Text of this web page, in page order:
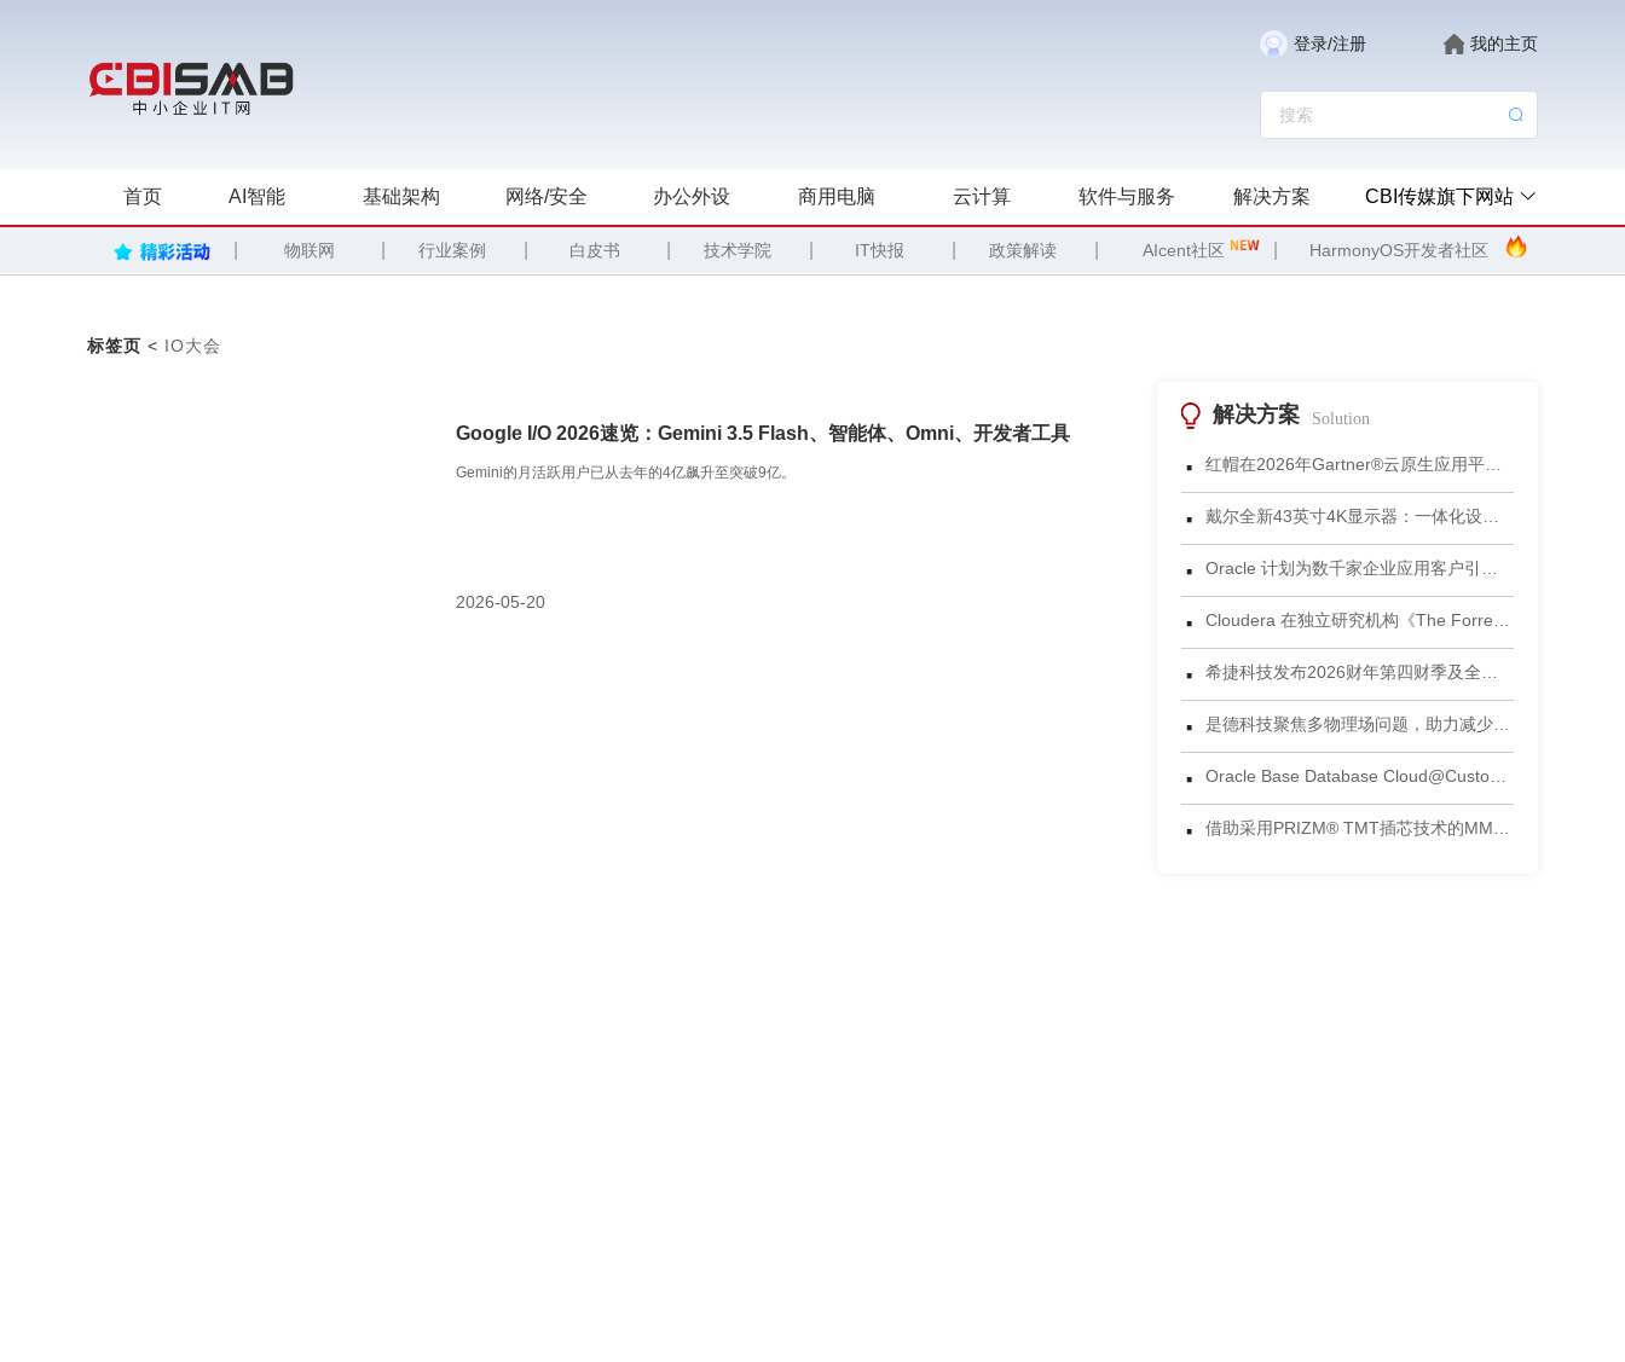
登录/注册 我的主页
首页 AI智能 基础架构 网络/安全 办公外设 商用电脑 云计算 软件与服务 解决方案 CBI传媒旗下网站
物联网 行业案例 白皮书 技术学院 IT快报 政策解读 AIcent社区 HarmonyOS开发者社区
标签页 < IO大会
Google I/O 2026速览：Gemini 3.5 Flash、智能体、Omni、开发者工具
Gemini的月活跃用户已从去年的4亿飙升至突破9亿。
2026-05-20
解决方案 Solution
·
·
·
·
·
·
·
·